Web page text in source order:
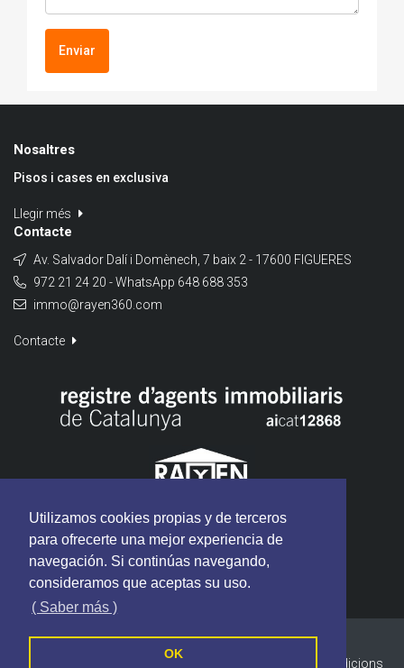
Utilizamos cookies propias y de terceros
para ofrecerte una mejor experiencia de
navegación. Si continúas navegando,
consideramos que aceptas su uso.
( Saber más )
OK
Enviar
Nosaltres
Pisos i cases en exclusiva
Llegir més
Contacte
Av. Salvador Dalí i Domènech, 7 baix 2 - 17600 FIGUERES
972 21 24 20 - WhatsApp 648 688 353
immo@rayen360.com
Contacte
Termes i Condicions